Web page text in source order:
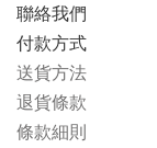
聯絡我們
付款方式
送貨方法
退貨條款
條款細則